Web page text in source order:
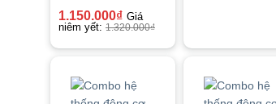
1.150.000₫ Giá
niêm yết: 1.320.000₫